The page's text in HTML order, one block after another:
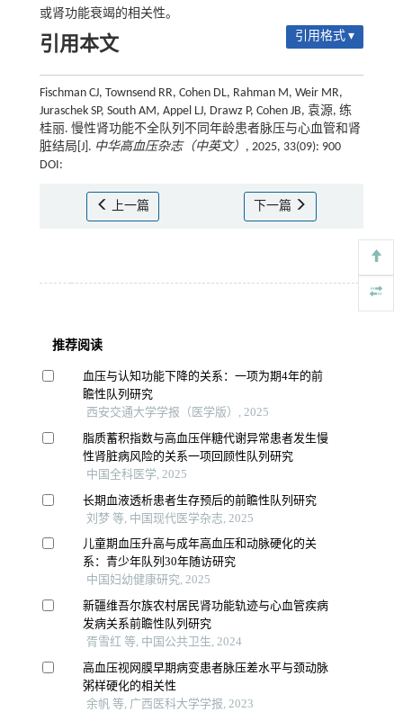
或肾功能衰竭的相关性。
引用本文 引用格式 ▾
Fischman CJ, Townsend RR, Cohen DL, Rahman M, Weir MR,
Juraschek SP, South AM, Appel LJ, Drawz P, Cohen JB, 袁源, 练
桂丽. 慢性肾功能不全队列不同年龄患者脉压与心血管和肾
脏结局[J]. 中华高血压杂志（中英文） , 2025, 33(09): 900
DOI:
上一篇 下一篇